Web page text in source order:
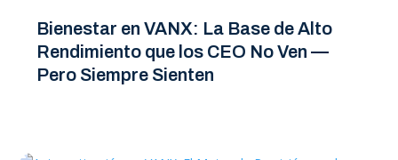
Bienestar en VANX: La Base de Alto
Rendimiento que los CEO No Ven —
Pero Siempre Sienten